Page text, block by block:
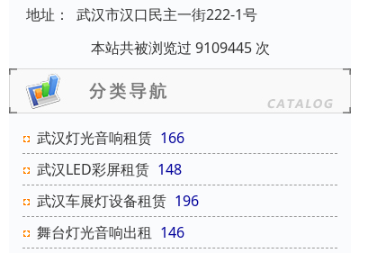
地址：
武汉市汉口民主一街222-1号
本站共被浏览过 9109445 次
武汉灯光音响租赁 166
武汉LED彩屏租赁 148
武汉车展灯设备租赁 196
舞台灯光音响出租 146